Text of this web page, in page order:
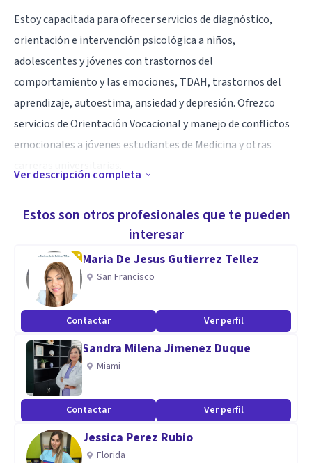
Estoy capacitada para ofrecer servicios de diagnóstico,
orientación e intervención psicológica a niños,
adolescentes y jóvenes con trastornos del
comportamiento y las emociones, TDAH, trastornos del
aprendizaje, autoestima, ansiedad y depresión. Ofrezco
servicios de Orientación Vocacional y manejo de conflictos
emocionales a jóvenes estudiantes de Medicina y otras
Licenciada en Psicología
Psicoterapeuta
Aptitudes
Habilidad para establecer rapport con los clientes, sobre
todo con adolescentes y jóvenes. Experiencia en
Psicoterapia infanto juvenil y familiar.
Experiencia en manejo de conflictos emocionales y
Orientación de herramientas para optimizar métodos de
estudio a jóvenes estudiantes de carreras universitarias.
Ver descripción completa
Estos son otros profesionales que te pueden
interesar
Maria De Jesus Gutierrez Tellez
San Francisco
Contactar Ver perfil
Sandra Milena Jimenez Duque
Miami
Contactar Ver perfil
Jessica Perez Rubio
Florida